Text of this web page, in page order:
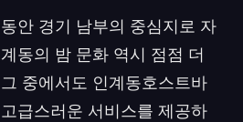
안 경기 남부의 중심지로 자
동의 밤 문화 역시 점점 더
중에서도 인계동호스트바
급스러운 서비스를 제공하